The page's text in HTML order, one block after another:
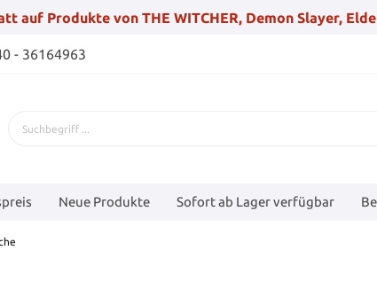
auf Produkte von THE WITCHER, Demon Slayer,
- 36164963
Neue Produkte Sofort ab Lager verfügbar